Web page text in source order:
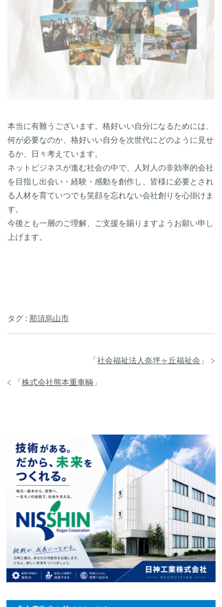
本当に有難うございます。格好いい自分になるためには、
何が必要なのか、格好いい自分を次世代にどのように見せ
るか、日々考えています。
ネットビジネスが進む社会の中で、人対人の非効率的会社
を目指し出会い・経験・感動を創作し、皆様に必要とされ
る人材を育ていつでも笑顔を忘れない会社創りを心掛けま
す。
今後とも一層のご理解、ご支援を賜りますようお願い申し
上げます。
タグ : 那須烏山市
「 社会福祉法人奈坪ヶ丘福祉会 」
「 株式会社熊本重車輌 」